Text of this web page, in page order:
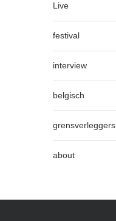
Live
festival
interview
belgisch
grensverleggers
about